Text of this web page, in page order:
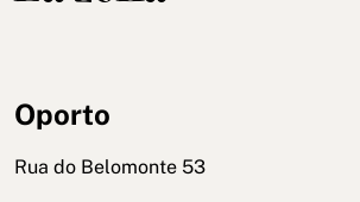
Oporto
Rua do Belomonte 53